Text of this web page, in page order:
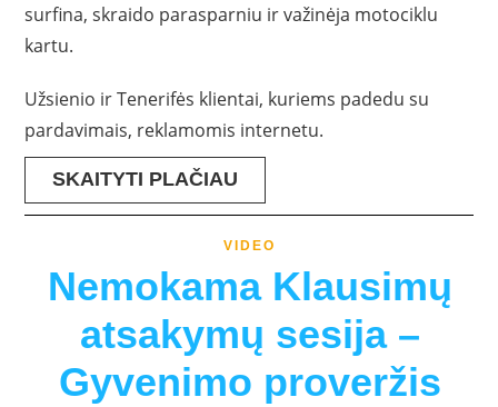
surfina, skraido parasparniu ir važinėja motociklu
kartu.
Užsienio ir Tenerifės klientai, kuriems padedu su
pardavimais, reklamomis internetu.
SKAITYTI PLAČIAU
VIDEO
Nemokama Klausimų
atsakymų sesija –
Gyvenimo proveržis